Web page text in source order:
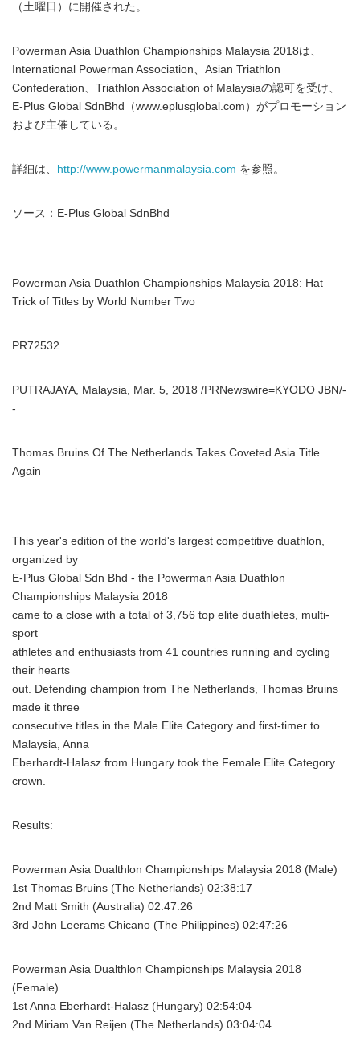
（土曜日）に開催された。
Powerman Asia Duathlon Championships Malaysia 2018は、
International Powerman Association、Asian Triathlon
Confederation、Triathlon Association of Malaysiaの認可を受け、
E-Plus Global SdnBhd（www.eplusglobal.com）がプロモーション
および主催している。
詳細は、 http://www.powermanmalaysia.com を参照。
ソース：E-Plus Global SdnBhd
Powerman Asia Duathlon Championships Malaysia 2018: Hat
Trick of Titles by World Number Two
PR72532
PUTRAJAYA, Malaysia, Mar. 5, 2018 /PRNewswire=KYODO JBN/-
-
Thomas Bruins Of The Netherlands Takes Coveted Asia Title
Again
This year's edition of the world's largest competitive duathlon,
organized by
E-Plus Global Sdn Bhd - the Powerman Asia Duathlon
Championships Malaysia 2018
came to a close with a total of 3,756 top elite duathletes, multi-
sport
athletes and enthusiasts from 41 countries running and cycling
their hearts
out. Defending champion from The Netherlands, Thomas Bruins
made it three
consecutive titles in the Male Elite Category and first-timer to
Malaysia, Anna
Eberhardt-Halasz from Hungary took the Female Elite Category
crown.
Results:
Powerman Asia Dualthlon Championships Malaysia 2018 (Male)
1st Thomas Bruins (The Netherlands) 02:38:17
2nd Matt Smith (Australia) 02:47:26
3rd John Leerams Chicano (The Philippines) 02:47:26
Powerman Asia Dualthlon Championships Malaysia 2018
(Female)
1st Anna Eberhardt-Halasz (Hungary) 02:54:04
2nd Miriam Van Reijen (The Netherlands) 03:04:04